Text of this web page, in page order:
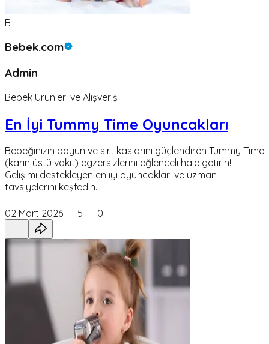
B
Bebek.com
Admin
Bebek Ürünleri ve Alışveriş
En İyi Tummy Time Oyuncakları
Bebeğinizin boyun ve sırt kaslarını güçlendiren Tummy Time
(karın üstü vakit) egzersizlerini eğlenceli hale getirin!
Gelişimi destekleyen en iyi oyuncakları ve uzman
tavsiyelerini keşfedin.
02 Mart 2026 5 0